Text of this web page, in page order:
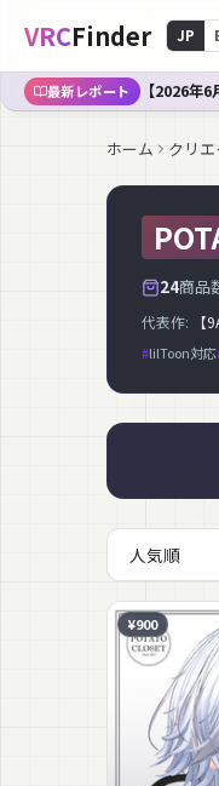
VRCFinder JP
最新レポート 【2026年6
ホーム クリ
24商品
代表作: 【
#lilToon対応
¥900